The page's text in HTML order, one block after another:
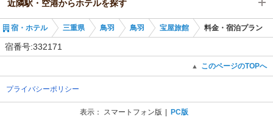
鳥羽
鳥羽駅
三重県
鳥羽
近隣駅・空港からホテルを探す
鳥羽駅
宿・ホテル 三重県 鳥羽 鳥羽 宝屋旅館 料金・宿泊プラン
宿番号:332171
▲ このページのTOPへ
プライバシーポリシー
表示： スマートフォン版 PC版